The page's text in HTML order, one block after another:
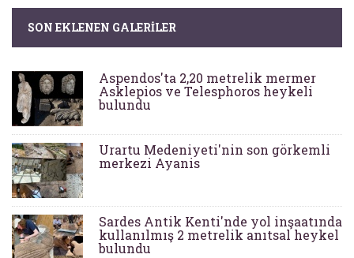
SON EKLENEN GALERILER
Aspendos'ta 2,20 metrelik mermer
Asklepios ve Telesphoros heykeli
bulundu
Urartu Medeniyeti'nin son görkemli
merkezi Ayanis
Sardes Antik Kenti'nde yol inşaatında
kullanılmış 2 metrelik anıtsal heykel
bulundu